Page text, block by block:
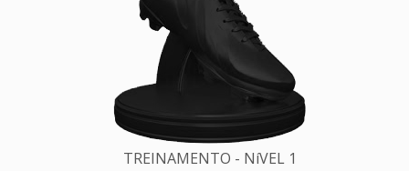
TREINAMENTO - NíVEL 1